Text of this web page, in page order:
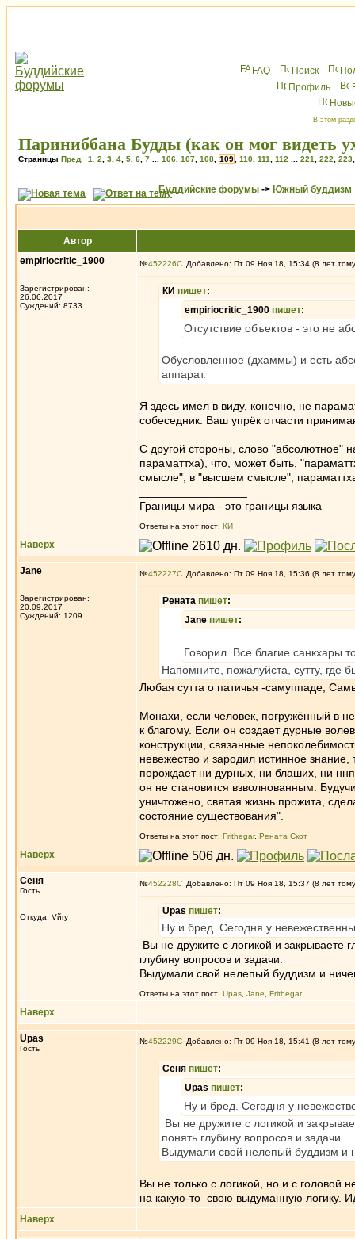
FAQ Поиск
Профиль
В этом
Париниббана Будды (как он мог видеть
Страницы Пред. 1 2 3 4 5 6 7 106 107 108 109 110 111 112 221 222 223
Буддийские форумы -> Южный буддизм
Автор
empiriocritic_1900
Зарегистрирован:
26.06.2017
Суждений: 8733
№452226 Добавлено: Пт 09 Ноя 18, 15:34 (8 лет
КИ пишет:
empiriocritic_1900 пишет:
Отсутствие объектов - это не
Обусловленное (дхаммы) и есть
аппарат.
Я здесь имел в виду, конечно, не
собеседник. Ваш упрёк отчасти
С другой стороны, слово "абсолютное"
параматтха), что, может быть,
смысле", в "высшем смысле",
Границы мира - это границы языка
Ответы на этот пост: КИ
Наверх
Jane
Зарегистрирован:
20.09.2017
Суждений: 1209
№452227 Добавлено: Пт 09 Ноя 18, 15:36 (8 лет
Рената пишет:
Jane пишет:
Говорил. Все благие санкхары
Напомните, пожалуйста, сутту, где
Любая сутта о патичья -самуппаде,
Монахи, если человек, погружённый в
к благому. Если он создает дурные
конструкции, связанные
невежество и зародил истинное
порождает ни дурных, ни блаших, ни
он не становится взволнованным.
уничтожено, святая жизнь прожита,
состояние существования".
Ответы на этот пост: Frithegar, Рената Скот
Наверх
Сеня
Гость
Откуда: Vйry
№452228 Добавлено: Пт 09 Ноя 18, 15:37 (8 лет
Upas пишет:
Ну и бред. Сегодня у
Вы не дружите с логикой и закрываете
глубину вопросов и задачи.
Выдумали свой нелепый буддизм и
Ответы на этот пост: Upas Jane Frithegar
Наверх
Upas
Гость
№452229 Добавлено: Пт 09 Ноя 18, 15:41 (8 лет
Сеня пишет:
Upas пишет:
Ну и бред. Сегодня у
Вы не дружите с логикой и
понять глубину вопросов и задачи.
Выдумали свой нелепый буддизм и
Вы не только с логикой, но и с головой
на какую-то свою выдуманную логику.
Наверх